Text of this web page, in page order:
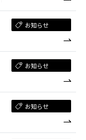
お知らせ
お知らせ
お知らせ